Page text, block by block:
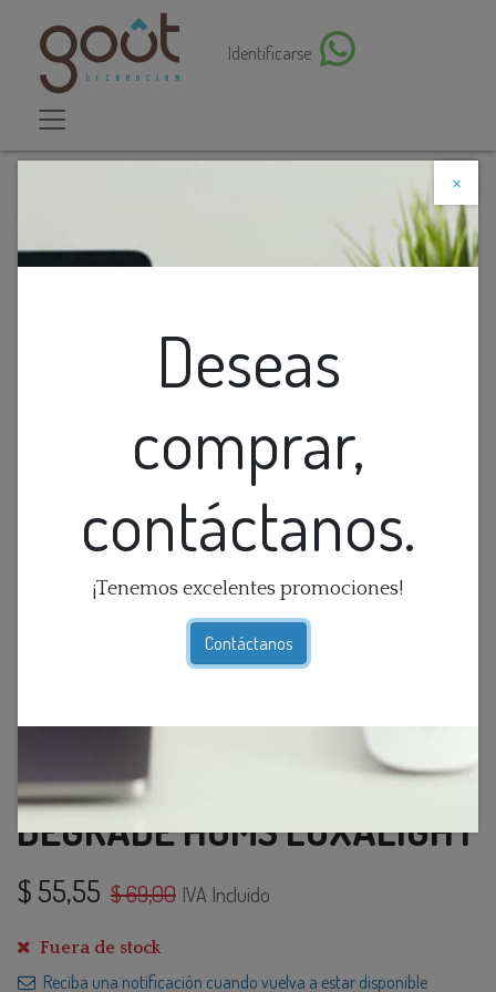
Identificarse
×
Deseas
comprar,
contáctanos.
¡Tenemos excelentes promociones!
Contáctanos
Descuento web
LAMP. TECHO 3L E27 DEGRADE HOMS LOXALIGHT
LAMP. TECHO 3L E27
DEGRADE HOMS LOXALIGHT
$ 55,55 $69,00 IVA Incluido
Fuera de stock
Reciba una notificación cuando vuelva a estar disponible